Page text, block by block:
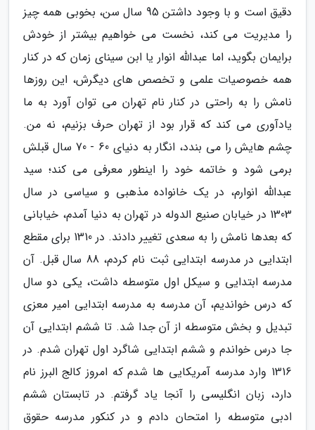
دقیق است و با وجود داشتن 95 سال سن، بخوبی همه چیز
را مدیریت می کند، نخست می خواهیم بیشتر از خودش
برایمان بگوید، اما عبدالله انوار یا ابن سینای زمان که در کنار
همه خصوصیات علمی و تخصص های دیگرش، این روزها
نامش را به راحتی در کنار نام تهران می توان آورد به ما
یادآوری می کند که قرار بود از تهران حرف بزنیم، نه من.
چشم هایش را می بندد، انگار به دنیای 60 - 70 سال قبلش
برمی شود و خاتمه خود را اینطور معرفی می کند؛ سید
عبدالله انوارم، در یک خانواده مذهبی و سیاسی در سال
1303 در خیابان صنیع الدوله در تهران به دنیا آمدم، خیابانی
که بعدها نامش را به سعدی تغییر دادند. در 1310 برای مقطع
ابتدایی در مدرسه ابتدایی ثبت نام کردم، 88 سال قبل. آن
مدرسه ابتدایی و سیکل اول متوسطه داشت، یکی دو سال
که درس خواندیم، آن مدرسه به مدرسه ابتدایی امیر معزی
تبدیل و بخش متوسطه از آن جدا شد. تا ششم ابتدایی آن
جا درس خواندم و ششم ابتدایی شاگرد اول تهران شدم. در
1316 وارد مدرسه آمریکایی ها شدم که امروز کالج البرز نام
دارد، زبان انگلیسی را آنجا یاد گرفتم. در تابستان ششم
ادبی متوسطه را امتحان دادم و در کنکور مدرسه حقوق